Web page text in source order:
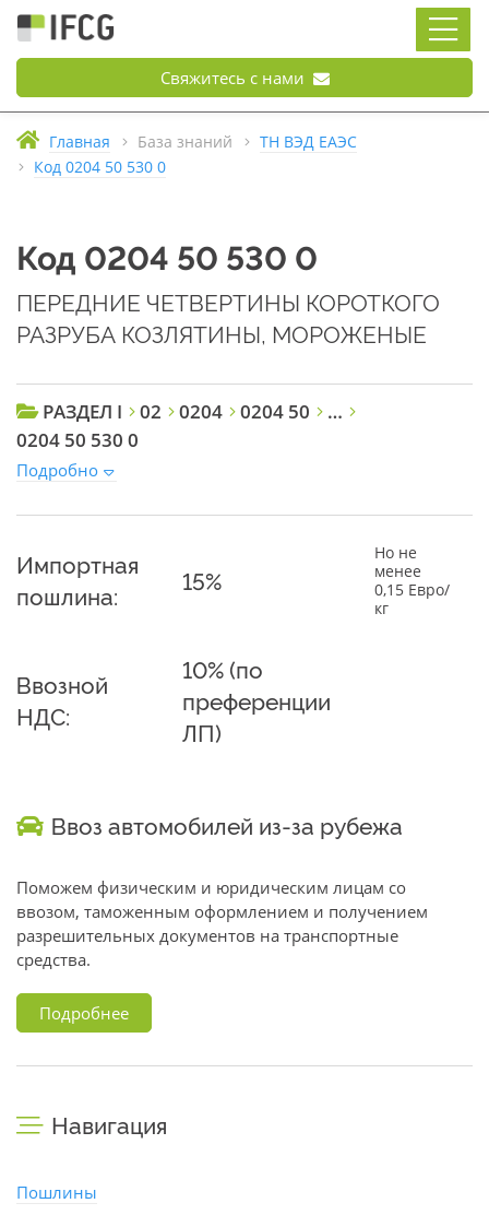
Свяжитесь с нами
Главная База знаний
ТН ВЭД ЕАЭС
Код 0204 50 530 0
Код 0204 50 530 0
ПЕРЕДНИЕ ЧЕТВЕРТИНЫ КОРОТКОГО
РАЗРУБА КОЗЛЯТИНЫ, МОРОЖЕНЫЕ
РАЗДЕЛ I 02 0204 0204 50
…
0204 50 530 0
Подробно
Импортная
пошлина:
15%
Но не
менее
0,15 Евро/
кг
Ввозной
НДС:
10% (по
преференции
ЛП)
Ввоз автомобилей из-за рубежа
Поможем физическим и юридическим лицам со
ввозом, таможенным оформлением и получением
разрешительных документов на транспортные
средства.
Подробнее
Навигация
Пошлины